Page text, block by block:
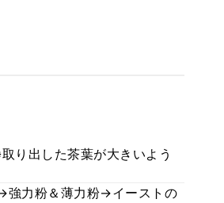
り出した茶葉が大きいよう
強力粉＆薄力粉→イーストの